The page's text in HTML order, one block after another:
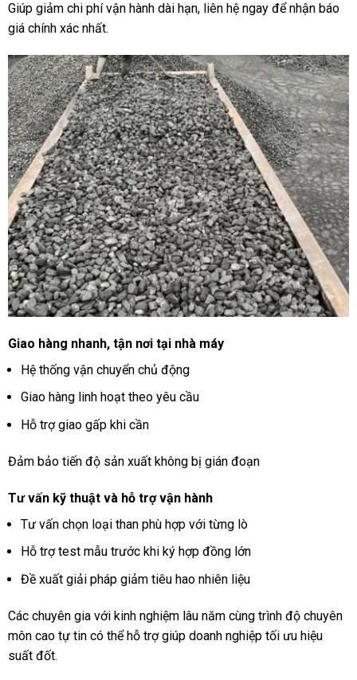
Giúp giảm chi phí vận hành dài hạn, liên hệ ngay để nhận báo
giá chính xác nhất.
Giao hàng nhanh, tận nơi tại nhà máy
Hệ thống vận chuyển chủ động
Giao hàng linh hoạt theo yêu cầu
Hỗ trợ giao gấp khi cần
Đảm bảo tiến độ sản xuất không bị gián đoạn
Tư vấn kỹ thuật và hỗ trợ vận hành
Tư vấn chọn loại than phù hợp với từng lò
Hỗ trợ test mẫu trước khi ký hợp đồng lớn
Đề xuất giải pháp giảm tiêu hao nhiên liệu
Các chuyên gia với kinh nghiệm lâu năm cùng trình độ chuyên
môn cao tự tin có thể hỗ trợ giúp doanh nghiệp tối ưu hiệu
suất đốt.